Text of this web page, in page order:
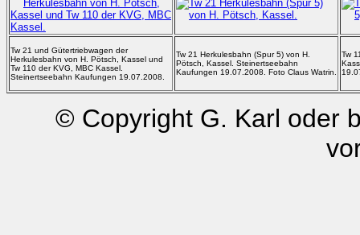
Tw 21 und Gütertriebwagen der
Herkulesbahn von H. Pötsch, Kassel und
Tw 110 der KVG, MBC Kassel.
Steinertseebahn Kaufungen 19.07.2008.
Tw 21 Herkulesbahn (Spur 5) von H.
Pötsch, Kassel. Steinertseebahn
Kaufungen 19.07.2008. Foto Claus Watrin.
Tw
© Copyright G. Karl oder